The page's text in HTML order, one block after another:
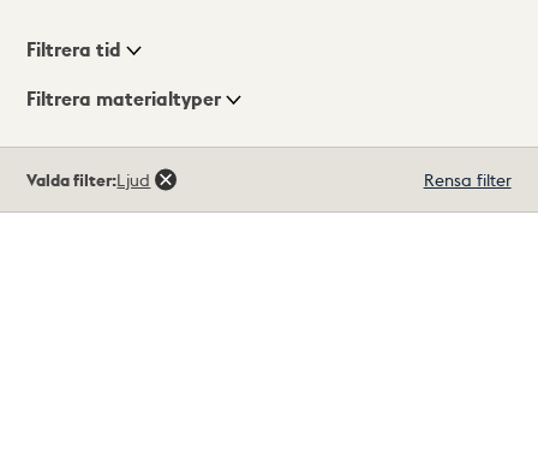
Visningsläge
Filtrera tid
Filtrera materialtyper
träffar
Valda filter:Ljud Rensa filter